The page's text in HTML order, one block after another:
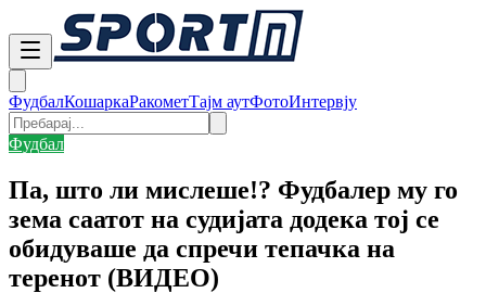
ФудбалКошаркаРакометТајм аутФотоИнтервју
Фудбал
Па, што ли мислеше!? Фудбалер му го
зема саатот на судијата додека тој се
обидуваше да спречи тепачка на
теренот (ВИДЕО)